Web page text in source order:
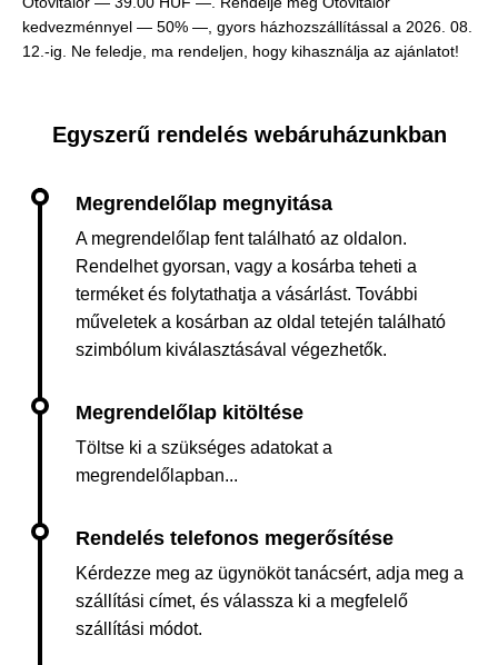
kedvezménnyel — 50% —, gyors házhozszállítással a 2026. 08.
12.-ig. Ne feledje, ma rendeljen, hogy kihasználja az ajánlatot!
Egyszerű rendelés webáruházunkban
A megrendelőlap fent található az oldalon.
Rendelhet gyorsan, vagy a kosárba teheti a
terméket és folytathatja a vásárlást. További
műveletek a kosárban az oldal tetején található
szimbólum kiválasztásával végezhetők.
Töltse ki a szükséges adatokat a
megrendelőlapban...
Kérdezze meg az ügynököt tanácsért, adja meg a
szállítási címet, és válassza ki a megfelelő
szállítási módot.